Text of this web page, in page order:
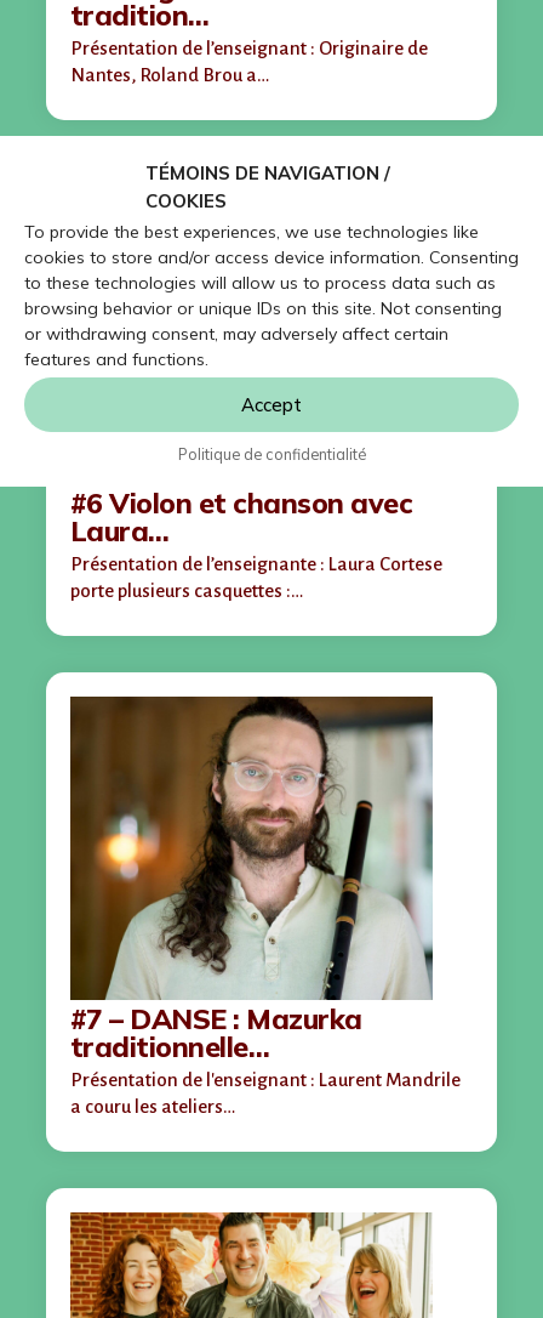
TÉMOINS DE NAVIGATION /
COOKIES
To provide the best experiences, we use technologies like
cookies to store and/or access device information. Consenting
to these technologies will allow us to process data such as
browsing behavior or unique IDs on this site. Not consenting
or withdrawing consent, may adversely affect certain
features and functions.
Accept
Politique de confidentialité
tradition…
Présentation de l’enseignant : Originaire de
Nantes, Roland Brou a…
#6 Violon et chanson avec
Laura…
Présentation de l’enseignante : Laura Cortese
porte plusieurs casquettes :…
#7 – DANSE : Mazurka
traditionnelle…
Présentation de l'enseignant : Laurent Mandrile
a couru les ateliers…